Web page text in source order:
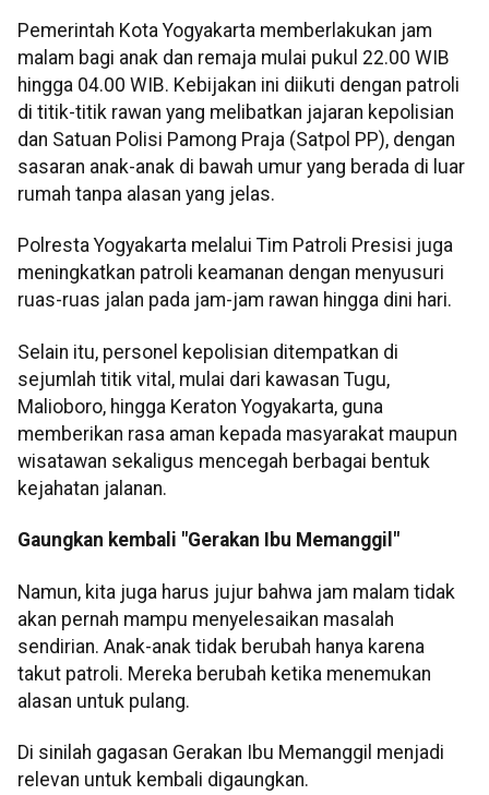
Pemerintah Kota Yogyakarta memberlakukan jam
malam bagi anak dan remaja mulai pukul 22.00 WIB
hingga 04.00 WIB. Kebijakan ini diikuti dengan patroli
di titik-titik rawan yang melibatkan jajaran kepolisian
dan Satuan Polisi Pamong Praja (Satpol PP), dengan
sasaran anak-anak di bawah umur yang berada di luar
rumah tanpa alasan yang jelas.
Polresta Yogyakarta melalui Tim Patroli Presisi juga
meningkatkan patroli keamanan dengan menyusuri
ruas-ruas jalan pada jam-jam rawan hingga dini hari.
Selain itu, personel kepolisian ditempatkan di
sejumlah titik vital, mulai dari kawasan Tugu,
Malioboro, hingga Keraton Yogyakarta, guna
memberikan rasa aman kepada masyarakat maupun
wisatawan sekaligus mencegah berbagai bentuk
kejahatan jalanan.
Gaungkan kembali "Gerakan Ibu Memanggil"
Namun, kita juga harus jujur bahwa jam malam tidak
akan pernah mampu menyelesaikan masalah
sendirian. Anak-anak tidak berubah hanya karena
takut patroli. Mereka berubah ketika menemukan
alasan untuk pulang.
Di sinilah gagasan Gerakan Ibu Memanggil menjadi
relevan untuk kembali digaungkan.